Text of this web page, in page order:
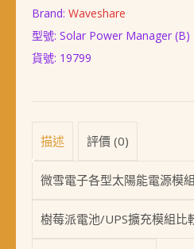
Brand: Waveshare
型號: Solar Power Manager (B)
貨號: 19799
描述 評價 (0)
微雪電子各型太陽能電源模
樹莓派電池/UPS擴充模組比